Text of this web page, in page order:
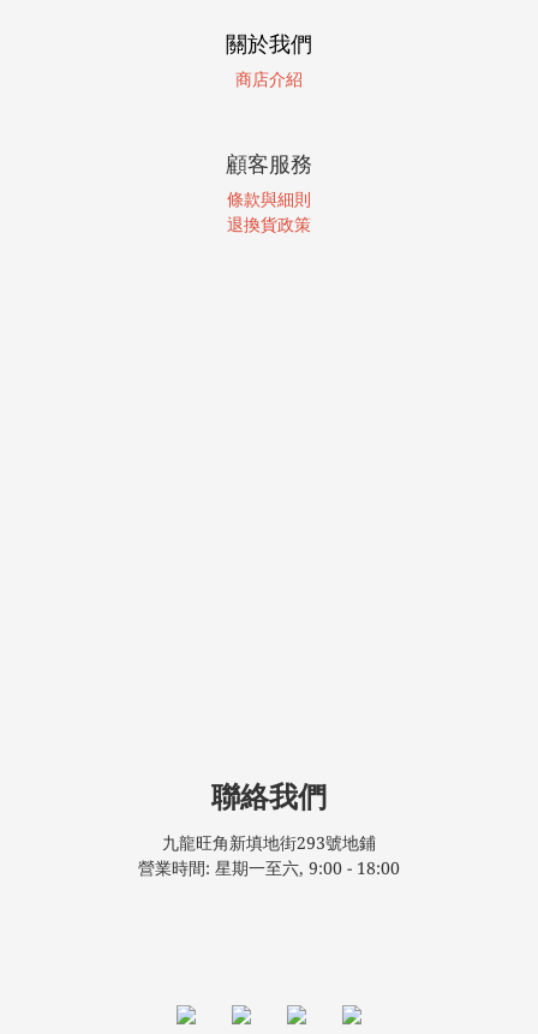
關於我們
商店介紹
顧客服務
條款與細則
退換貨政策
聯絡我們
九龍旺角新填地街293號地鋪
營業時間: 星期一至六, 9:00 - 18:00